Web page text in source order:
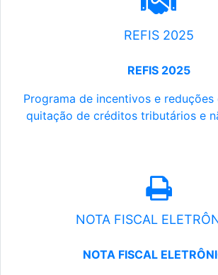
REFIS 2025
REFIS 2025
Programa de incentivos e reduções
quitação de créditos tributários e
NOTA FISCAL
NOTA FISCAL